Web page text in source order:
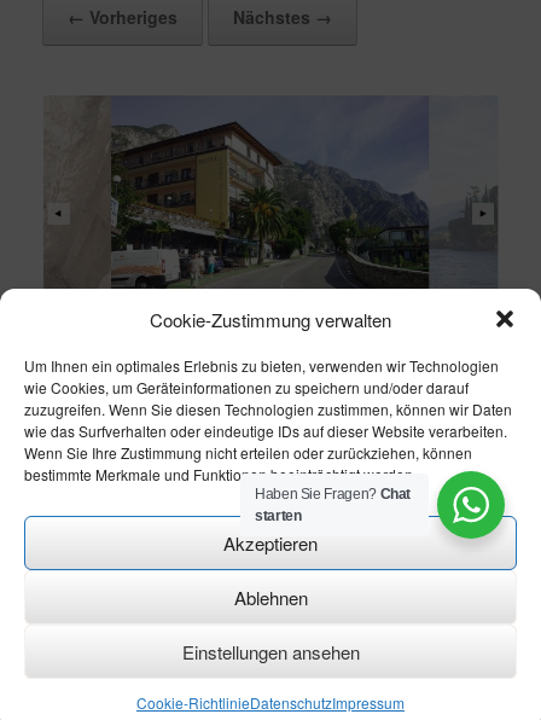
Cookie-Zustimmung verwalten
Um Ihnen ein optimales Erlebnis zu bieten, verwenden wir Technologien
wie Cookies, um Geräteinformationen zu speichern und/oder darauf
zuzugreifen. Wenn Sie diesen Technologien zustimmen, können wir Daten
wie das Surfverhalten oder eindeutige IDs auf dieser Website verarbeiten.
Wenn Sie Ihre Zustimmung nicht erteilen oder zurückziehen, können
bestimmte Merkmale und Funktionen beeinträchtigt werden.
Akzeptieren
Ablehnen
Einstellungen ansehen
Cookie-RichtlinieDatenschutzImpressum
← Vorheriges
Nächstes →
CN-Homepageservice
Leutert - Fahr- und Reisedienst
Haben Sie Fragen? Chat
starten